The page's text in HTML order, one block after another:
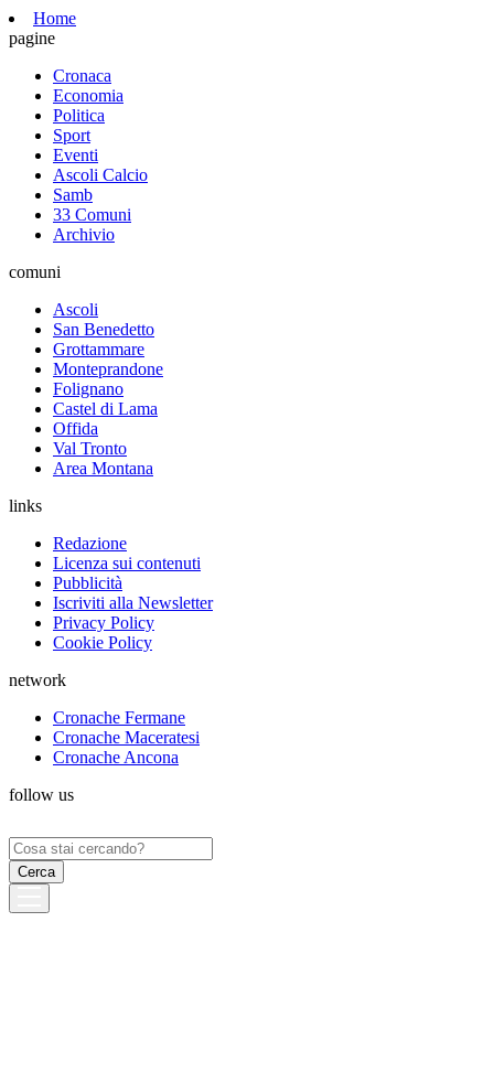
Home
pagine
Cronaca
Economia
Politica
Sport
Eventi
Ascoli Calcio
Samb
33 Comuni
Archivio
comuni
Ascoli
San Benedetto
Grottammare
Monteprandone
Folignano
Castel di Lama
Offida
Val Tronto
Area Montana
links
Redazione
Licenza sui contenuti
Pubblicità
Iscriviti alla Newsletter
Privacy Policy
Cookie Policy
network
Cronache Fermane
Cronache Maceratesi
Cronache Ancona
follow us
Ricerca
per: